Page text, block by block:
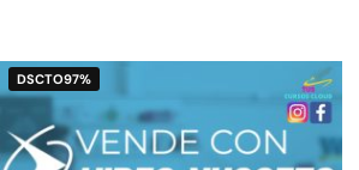
DSCTO97%
era:
$280.
es:
$9.